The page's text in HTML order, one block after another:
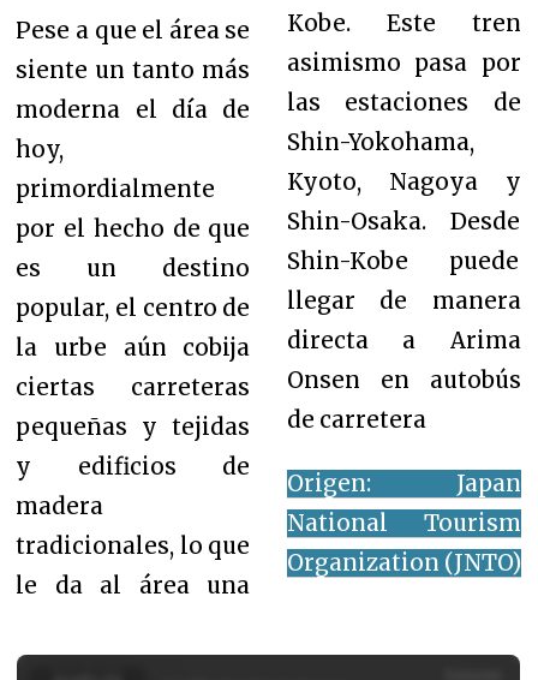
Pese a que el área se
siente un tanto más
moderna el día de
hoy,
primordialmente
por el hecho de que
es un destino
popular, el centro de
la urbe aún cobija
ciertas carreteras
pequeñas y tejidas
y edificios de
madera
tradicionales, lo que
le da al área una
Kobe. Este tren
asimismo pasa por
las estaciones de
Shin-Yokohama,
Kyoto, Nagoya y
Shin-Osaka. Desde
Shin-Kobe puede
llegar de manera
directa a Arima
Onsen en autobús
de carretera
Origen: Japan
National Tourism
Organization (JNTO)